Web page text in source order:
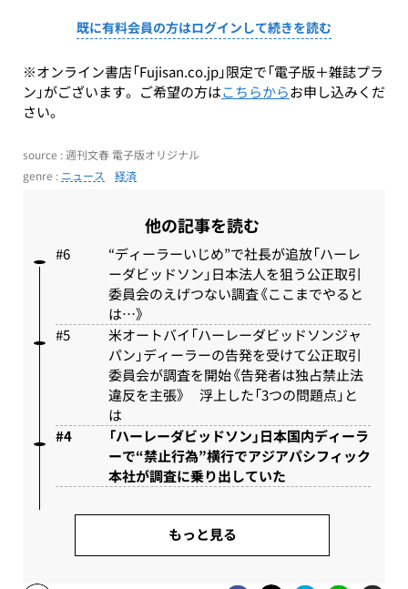
既に有料会員の方はログインして続きを読む
※オンライン書店「Fujisan.co.jp」限定で「電子版＋雑誌プラ
ン」がございます。ご希望の方はこちらからお申し込みくだ
さい。
source : 週刊文春 電子版オリジナル
genre : ニュース 経済
他の記事を読む
“ディーラーいじめ”で社長が追放「ハーレ
ーダビッドソン」日本法人を狙う公正取引
委員会のえげつない調査《ここまでやると
は…》
米オートバイ「ハーレーダビッドソンジャ
パン」ディーラーの告発を受けて公正取引
委員会が調査を開始《告発者は独占禁止法
違反を主張》 浮上した「3つの問題点」と
は
「ハーレーダビッドソン」日本国内ディーラ
ーで“禁止行為”横行でアジアパシフィック
本社が調査に乗り出していた
もっと見る